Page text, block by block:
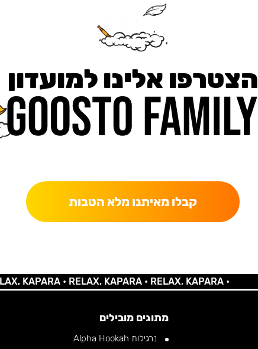
הצטרפו אלינו למועדון
קבלו מאיתנו מלא הטבות
•RELAX, KAPARA •RELAX, KAPARA •
מתוגים מובילים
נרגילות Alpha Hookah